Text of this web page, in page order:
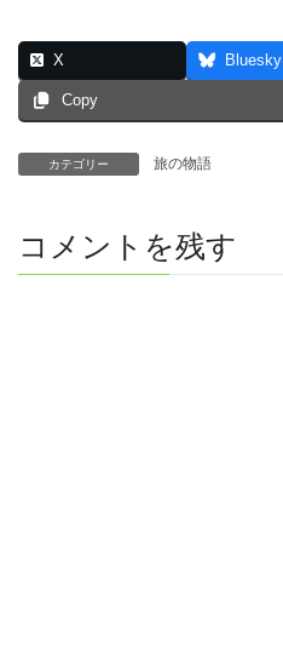
X Bluesky
Copy
カテゴリー 旅の物語
コメントを残す